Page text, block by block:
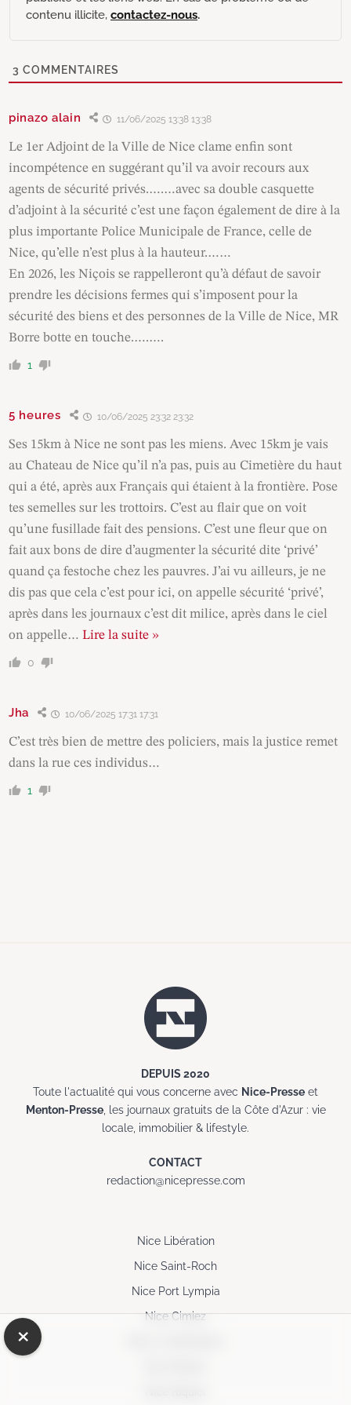
contenu illicite, contactez-nous.
3 COMMENTAIRES
pinazo alain 11/06/2025 13:38 13:38
Le 1er Adjoint de la Ville de Nice clame enfin sont
incompétence en suggérant qu’il va avoir recours aux
agents de sécurité privés.….…avec sa double casquette
d’adjoint à la sécurité c’est une façon également de dire à la
plus importante Police Municipale de France, celle de
Nice, qu’elle n’est plus à la hauteur.……
En 2026, les Niçois se rappelleront qu’à défaut de savoir
prendre les décisions fermes qui s’imposent pour la
sécurité des biens et des personnes de la Ville de Nice, MR
Borre botte en touche.….….
1
5 heures 10/06/2025 23:32 23:32
Ses 15km à Nice ne sont pas les miens. Avec 15km je vais
au Chateau de Nice qu’il n’a pas, puis au Cimetière du haut
qui a été, après aux Français qui étaient à la frontière. Pose
tes semelles sur les trottoirs. C’est au flair que on voit
qu’une fusillade fait des pensions. C’est une fleur que on
fait aux bons de dire d’augmenter la sécurité dite ‘privé’
quand ça festoche chez les pauvres. J’ai vu ailleurs, je ne
dis pas que cela c’est pour ici, on appelle sécurité ‘privé’,
après dans les journaux c’est dit milice, après dans le ciel
on appelle… Lire la suite »
0
Jha 10/06/2025 17:31 17:31
C’est très bien de mettre des policiers, mais la justice remet
dans la rue ces individus…
1
DEPUIS 2020
Toute l'actualité qui vous concerne avec Nice-Presse et
Menton-Presse, les journaux gratuits de la Côte d'Azur : vie
locale, immobilier & lifestyle.
CONTACT
redaction@nicepresse.com
Nice Libération
Nice Saint-Roch
Nice Port Lympia
Nice Cimiez
×